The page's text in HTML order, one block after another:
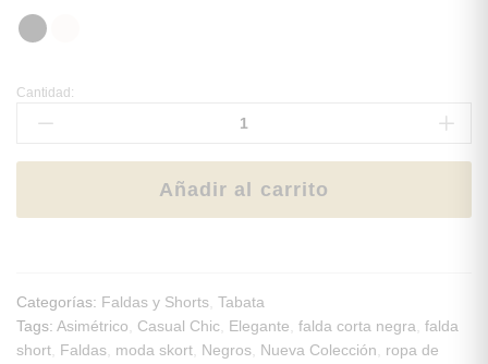
FALDA
POLLY
Cantidad:
Añadir al carrito
Categorías: Faldas y Shorts Tabata
Tags: Asimétrico Casual Chic Elegante falda corta negra falda
short Faldas moda skort Negros Nueva Colección
ropa de